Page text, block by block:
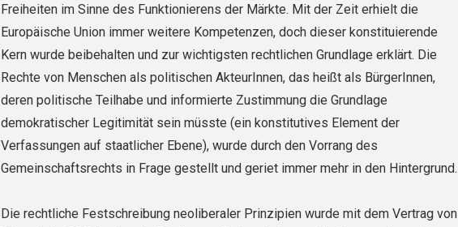
Freiheiten im Sinne des Funktionierens der Märkte. Mit der Zeit erhielt die
Europäische Union immer weitere Kompetenzen, doch dieser konstituierende
Kern wurde beibehalten und zur wichtigsten rechtlichen Grundlage erklärt. Die
Rechte von Menschen als politischen AkteurInnen, das heißt als BürgerInnen,
deren politische Teilhabe und informierte Zustimmung die Grundlage
demokratischer Legitimität sein müsste (ein konstitutives Element der
Verfassungen auf staatlicher Ebene), wurde durch den Vorrang des
Gemeinschaftsrechts in Frage gestellt und geriet immer mehr in den Hintergrund.
Die rechtliche Festschreibung neoliberaler Prinzipien wurde mit dem Vertrag von